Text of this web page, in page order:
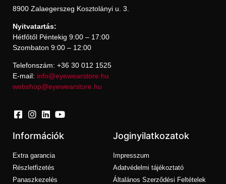
8900 Zalaegerszeg Kosztolányi u. 3.
Nyitvatartás:
Hétfőtől Péntekig 9:00 – 17:00
Szombaton 9:00 – 12:00
Telefonszám: +36 30 012 1525
E-mail: info@eyewearstore.hu
webshop@eyewearstore.hu
Információk
Extra garancia
Részletfizetés
Panaszkezelés
Joginyilatkozatok
Impresszum
Adatvédelmi tájékoztató
Általános Szerződési Feltételek